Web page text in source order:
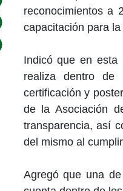
reconocimientos a
capacitación para
Indicó que en esta
realiza dentro de
certificación y
de la Asociación
transparencia, así
del mismo al
Agregó que una